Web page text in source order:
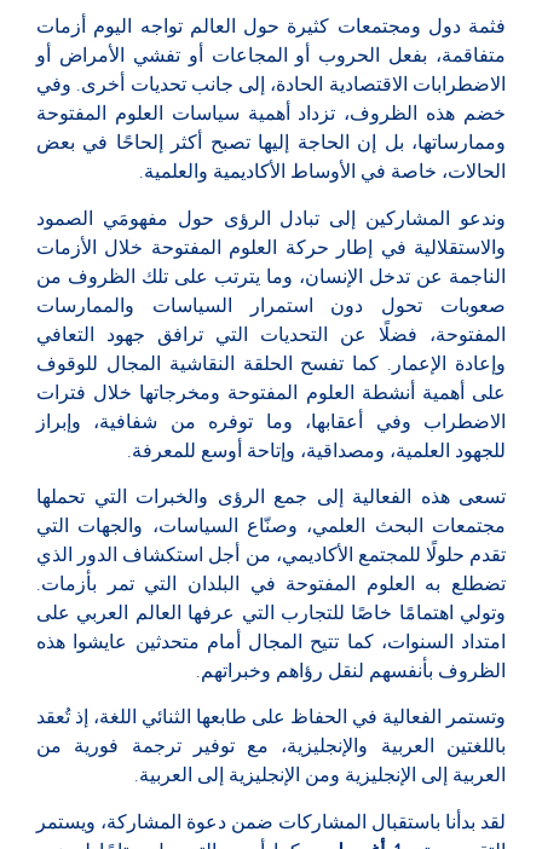
فثمة دول ومجتمعات كثيرة حول العالم تواجه اليوم أزمات
متفاقمة، بفعل الحروب أو المجاعات أو تفشي الأمراض أو
الاضطرابات الاقتصادية الحادة، إلى جانب تحديات أخرى. وفي
خضم هذه الظروف، تزداد أهمية سياسات العلوم المفتوحة
وممارساتها، بل إن الحاجة إليها تصبح أكثر إلحاحًا في بعض
الحالات، خاصة في الأوساط الأكاديمية والعلمية.
وندعو المشاركين إلى تبادل الرؤى حول مفهومَي الصمود
والاستقلالية في إطار حركة العلوم المفتوحة خلال الأزمات
الناجمة عن تدخل الإنسان، وما يترتب على تلك الظروف من
صعوبات تحول دون استمرار السياسات والممارسات
المفتوحة، فضلًا عن التحديات التي ترافق جهود التعافي
وإعادة الإعمار. كما تفسح الحلقة النقاشية المجال للوقوف
على أهمية أنشطة العلوم المفتوحة ومخرجاتها خلال فترات
الاضطراب وفي أعقابها، وما توفره من شفافية، وإبراز
للجهود العلمية، ومصداقية، وإتاحة أوسع للمعرفة.
تسعى هذه الفعالية إلى جمع الرؤى والخبرات التي تحملها
مجتمعات البحث العلمي، وصنّاع السياسات، والجهات التي
تقدم حلولًا للمجتمع الأكاديمي، من أجل استكشاف الدور الذي
تضطلع به العلوم المفتوحة في البلدان التي تمر بأزمات.
وتولي اهتمامًا خاصًا للتجارب التي عرفها العالم العربي على
امتداد السنوات، كما تتيح المجال أمام متحدثين عايشوا هذه
الظروف بأنفسهم لنقل رؤاهم وخبراتهم.
وتستمر الفعالية في الحفاظ على طابعها الثنائي اللغة، إذ تُعقد
باللغتين العربية والإنجليزية، مع توفير ترجمة فورية من
العربية إلى الإنجليزية ومن الإنجليزية إلى العربية.
لقد بدأنا باستقبال المشاركات ضمن دعوة المشاركة، ويستمر